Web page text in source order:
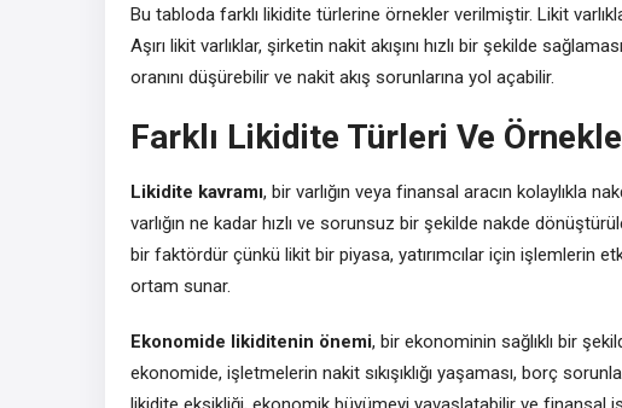
Bu tabloda farklı likidite türlerine örnekler verilmiştir. Likit
Aşırı likit varlıklar, şirketin nakit akışını hızlı bir şekilde
oranını düşürebilir ve nakit akış sorunlarına yol açabilir.
Farklı Likidite Türleri Ve
Likidite kavramı, bir varlığın veya finansal aracın kolaylıkla
varlığın ne kadar hızlı ve sorunsuz bir şekilde nakde
bir faktördür çünkü likit bir piyasa, yatırımcılar için işlemlerin
ortam sunar.
Ekonomide likiditenin önemi, bir ekonominin sağlıklı bir
ekonomide, işletmelerin nakit sıkışıklığı yaşaması, borç